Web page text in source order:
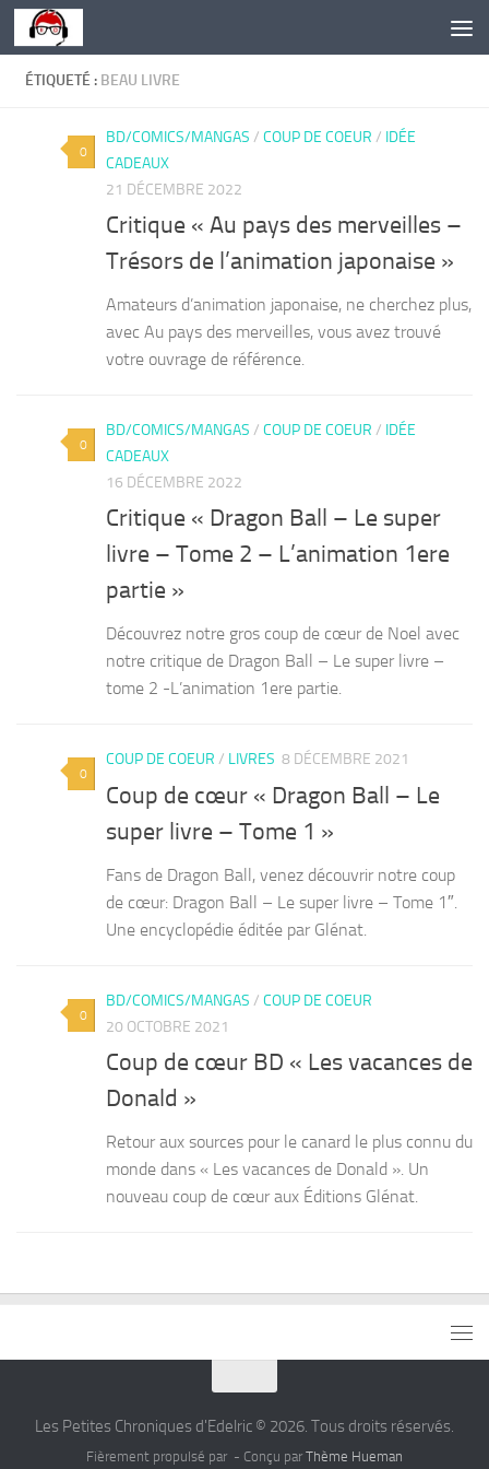
Skip to content
ÉTIQUETÉ : BEAU LIVRE
0
BD/COMICS/MANGAS / COUP DE COEUR / IDÉE
CADEAUX
21 DÉCEMBRE 2022
Critique « Au pays des merveilles –
Trésors de l’animation japonaise »
Amateurs d’animation japonaise, ne cherchez plus,
avec Au pays des merveilles, vous avez trouvé
votre ouvrage de référence.
0
BD/COMICS/MANGAS / COUP DE COEUR / IDÉE
CADEAUX
16 DÉCEMBRE 2022
Critique « Dragon Ball – Le super
livre – Tome 2 – L’animation 1ere
partie »
Découvrez notre gros coup de cœur de Noel avec
notre critique de Dragon Ball – Le super livre –
tome 2 -L’animation 1ere partie.
0
COUP DE COEUR / LIVRES 8 DÉCEMBRE 2021
Coup de cœur « Dragon Ball – Le
super livre – Tome 1 »
Fans de Dragon Ball, venez découvrir notre coup
de cœur: Dragon Ball – Le super livre – Tome 1″.
Une encyclopédie éditée par Glénat.
0
BD/COMICS/MANGAS / COUP DE COEUR
20 OCTOBRE 2021
Coup de cœur BD « Les vacances de
Donald »
Retour aux sources pour le canard le plus connu du
monde dans « Les vacances de Donald ». Un
nouveau coup de cœur aux Éditions Glénat.
Les Petites Chroniques d'Edelric © 2026. Tous droits réservés.
Fièrement propulsé par - Conçu par Thème Hueman